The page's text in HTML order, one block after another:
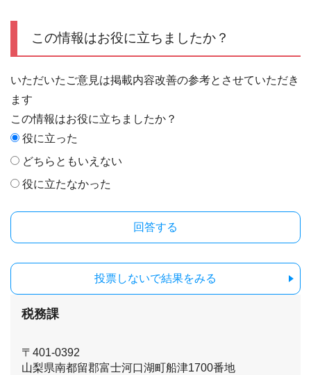
この情報はお役に立ちましたか？
いただいたご意見は掲載内容改善の参考とさせていただき
ます
この情報はお役に立ちましたか？
役に立った
どちらともいえない
役に立たなかった
投票しないで結果をみる
税務課
〒401-0392
山梨県南都留郡富士河口湖町船津1700番地